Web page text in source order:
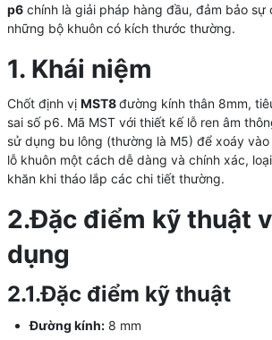
p6chính là giải pháp hàng đầu, đảm bảo sự
những bộ khuôn có kích thước thường.
1. Khái niệm
Chốt định vị MST8đường kính thân 8mm,
sai số p6. Mã MST với thiết kế lỗ ren âm
sử dụng bu lông (thường là M5) để xoáy
lỗ khuôn một cách dễ dàng và chính xác,
khăn khi tháo lắp các chi tiết thường.
2.Đặc điểm kỹ thuật
dụng
2.1.Đặc điểm kỹ thuật
Đường kính:8 mm